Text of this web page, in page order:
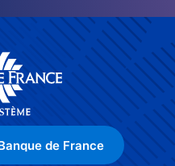
de France